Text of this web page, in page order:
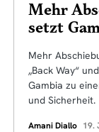
Mehr
setzt
Mehr
„Back Way“
Gambia zu
und Sicherheit.
Amani Diallo 19.